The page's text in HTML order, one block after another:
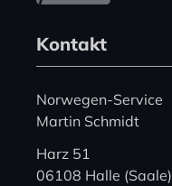
Kontakt
Norwegen-Service
Martin Schmidt
Harz 51
06108 Halle (Saale)